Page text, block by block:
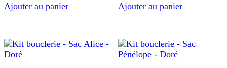
Ajouter au panier Ajouter au panier